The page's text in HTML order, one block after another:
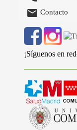
 Contacto
¡Síguenos en